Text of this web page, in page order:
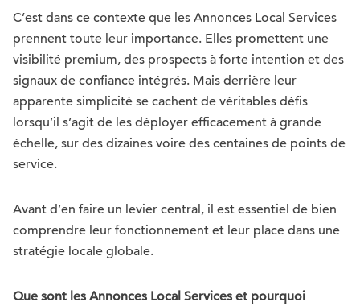
C’est dans ce contexte que les Annonces Local Services
prennent toute leur importance. Elles promettent une
visibilité premium, des prospects à forte intention et des
signaux de confiance intégrés. Mais derrière leur
apparente simplicité se cachent de véritables défis
lorsqu’il s’agit de les déployer efficacement à grande
échelle, sur des dizaines voire des centaines de points de
service.
Avant d’en faire un levier central, il est essentiel de bien
comprendre leur fonctionnement et leur place dans une
stratégie locale globale.
Que sont les Annonces Local Services et pourquoi